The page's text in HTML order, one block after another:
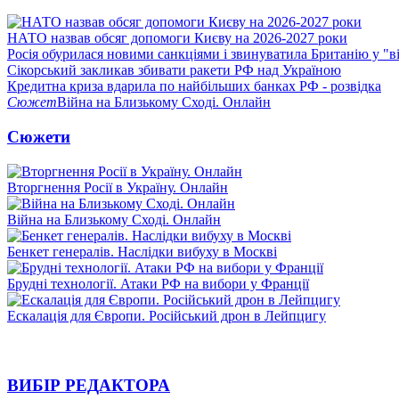
НАТО назвав обсяг допомоги Києву на 2026-2027 роки
Росія обурилася новими санкціями і звинуватила Британію у
Сікорський закликав збивати ракети РФ над Україною
Кредитна криза вдарила по найбільших банках РФ - розвідка
СюжетВійна на Близькому Сході. Онлайн
Сюжети
Вторгнення Росії в Україну. Онлайн
Війна на Близькому Сході. Онлайн
Бенкет генералів. Наслідки вибуху в Москві
Брудні технології. Атаки РФ на вибори у Франції
Ескалація для Європи. Російський дрон в Лейпцигу
ВИБІР РЕДАКТОРА